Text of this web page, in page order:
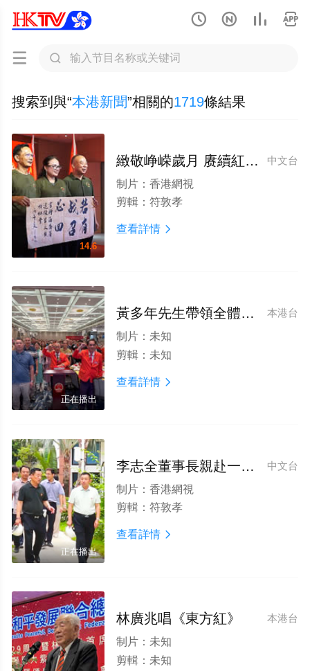
   
 
搜索到與“本港新聞”相關的1719條結果
14.6
中文台
緻敬峥嵘歲月 赓續紅色血脈——海南省退役軍人服務協會在瓊海成功舉辦八一建軍99周年紀念活動
制片： 香港網視
剪輯： 符敦孝
查看詳情 
正在播出
本港台
黃多年先生帶領全體與會嘉賓，面對國旗、莊嚴宣誓
制片： 未知
剪輯： 未知
查看詳情 
正在播出
中文台
李志全董事長親赴一線督查項目建設 瓊宇國際華僑城全球招商正式啓幕
制片： 香港網視
剪輯： 符敦孝
查看詳情 
本港台
林廣兆唱《東方紅》
制片： 未知
剪輯： 未知